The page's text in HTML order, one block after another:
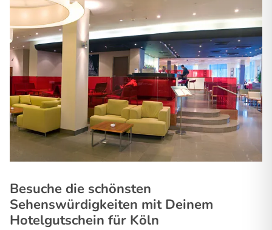
Besuche die schönsten
Sehenswürdigkeiten mit Deinem
Hotelgutschein für Köln